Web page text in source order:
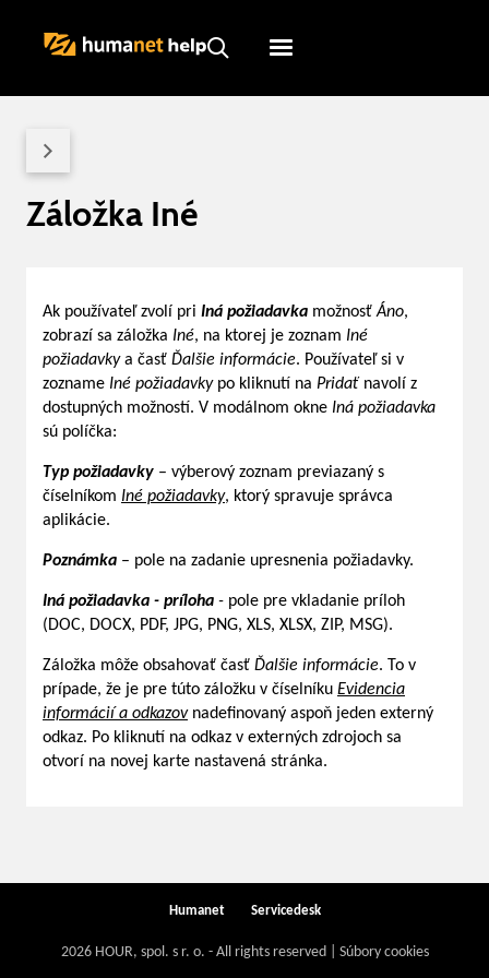
Humanet
Záložka Iné
Ak používateľ zvolí pri Iná požiadavka možnosťÁno,
zobrazí sa záložka Iné, na ktorej je zoznam Iné
požiadavkya časť Ďalšie informácie. Používateľ si v
zozname Iné požiadavky po kliknutí na Pridať navolí z
dostupných možností. V modálnom okne Iná požiadavka
sú políčka:
Typ požiadavky – výberový zoznam previazaný s
číselníkom Iné požiadavky, ktorý spravuje správca
aplikácie.
Poznámka – pole na zadanie upresnenia požiadavky.
Iná požiadavka - príloha - pole pre vkladanie príloh
(DOC, DOCX, PDF, JPG, PNG, XLS, XLSX, ZIP, MSG).
Záložka môže obsahovať časť Ďalšie informácie. To v
prípade, že je pre túto záložku v číselníku Evidencia
informácií a odkazovnadefinovaný aspoň jeden externý
odkaz. Po kliknutí na odkaz v externých zdrojoch sa
otvorí na novej karte nastavená stránka.
2026 HOUR, spol. s r. o. - All rights reserved | Súbory cookies
Humanet Servicedesk